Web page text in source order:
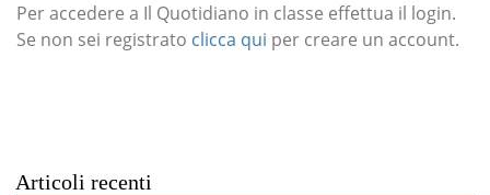
Per accedere a Il Quotidiano in classe effettua il login.
Se non sei registrato clicca qui per creare un account.
Articoli recenti